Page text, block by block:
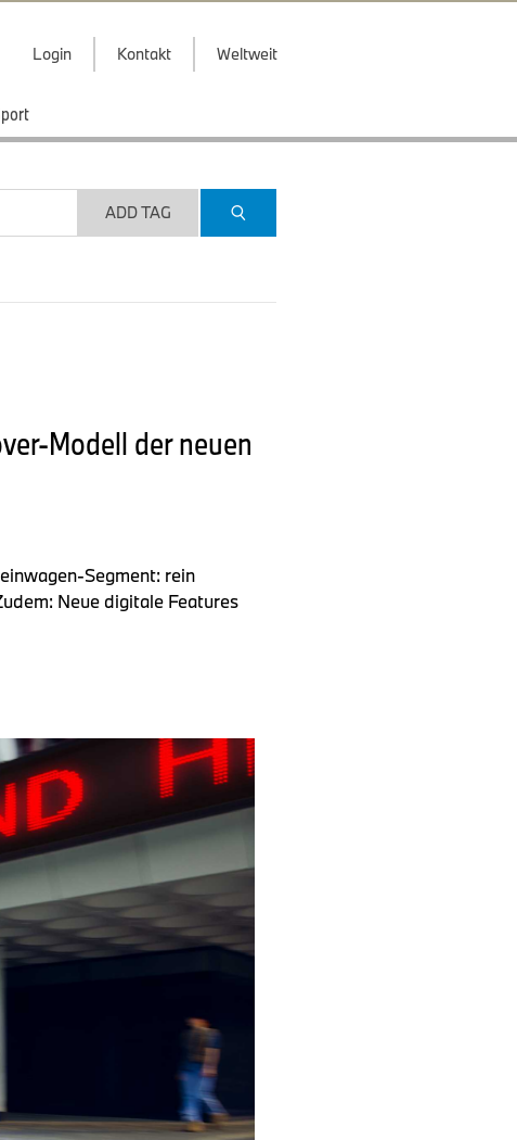
Login Kontakt Weltweit
ADD TAG
Modell der neuen
Segment: rein
Neue digitale Features